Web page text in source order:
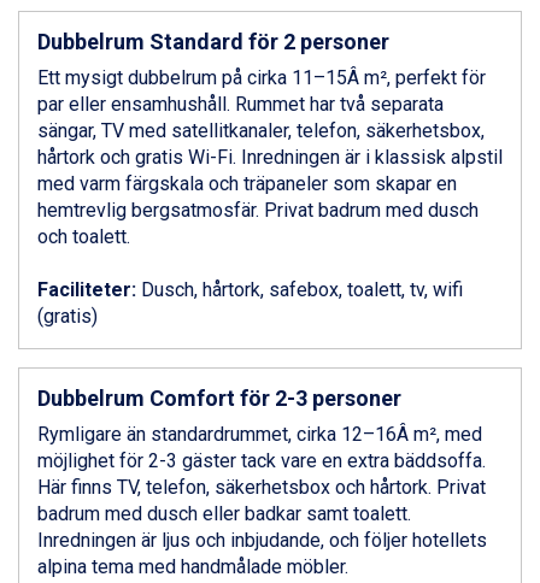
Saalbach från 9.445 kr.
Sölden från 12.995 kr.
Champoluc från 5.945 kr.
Sestriere från 6.945 kr.
Ischgl från 11.295 kr.
Wagrain från 7.095 kr.
Fieberbrunn från 9.645 kr.
Val Thorens från 8.395 kr.
St. Anton från 11.245 kr.
Canazei från 7.195 kr.
Livigno från 5.595 kr.
Ponte di Legno från 7.395 kr.
Bad Gastein från 6.295 kr.
Sauze dOulx från 6.145 kr.
Arabba från 11.045 kr.
La Thuile från 7.045 kr.
Cervinia från 8.245 kr.
Passo Tonale från 5.895 kr.
Bad Hofgastein från 8.595 kr.
Saalbach från 9.445 kr.
Dubbelrum Standard för 2 personer
Ett mysigt dubbelrum på cirka 11–15Â m², perfekt för
par eller ensamhushåll. Rummet har två separata
sängar, TV med satellitkanaler, telefon, säkerhetsbox,
hårtork och gratis Wi-Fi. Inredningen är i klassisk alpstil
med varm färgskala och träpaneler som skapar en
hemtrevlig bergsatmosfär. Privat badrum med dusch
och toalett.
Faciliteter: Dusch, hårtork, safebox, toalett, tv, wifi
(gratis)
Dubbelrum Comfort för 2-3 personer
Rymligare än standardrummet, cirka 12–16Â m², med
möjlighet för 2-3 gäster tack vare en extra bäddsoffa.
Här finns TV, telefon, säkerhetsbox och hårtork. Privat
badrum med dusch eller badkar samt toalett.
Inredningen är ljus och inbjudande, och följer hotellets
alpina tema med handmålade möbler.